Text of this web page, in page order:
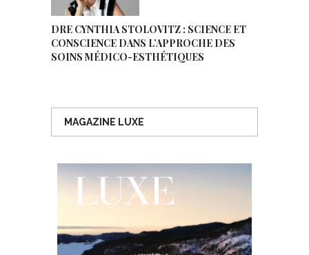
DRE CYNTHIA STOLOVITZ : SCIENCE ET
CONSCIENCE DANS L’APPROCHE DES
SOINS MÉDICO-ESTHÉTIQUES
MAGAZINE LUXE